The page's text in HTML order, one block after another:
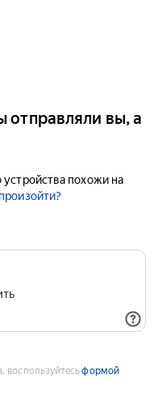
отправляли вы, а
похожи на
воспользуйтесьформой